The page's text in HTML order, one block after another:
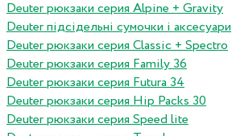
Deuter рюкзаки серия Alpine + Gravity
Deuter підсідельні сумочки і аксесуари
Deuter рюкзаки серия Classic + Spectro
Deuter рюкзаки серия Family 36
Deuter рюкзаки серия Futura 34
Deuter рюкзаки серия Hip Packs 30
Deuter рюкзаки серия Speed lite